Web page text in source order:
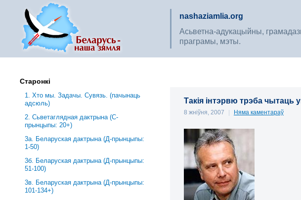
nashaziamlia.org
Асьветна-адукацыйны,
праграмы, мэты.
Такія інтэрвю трэба чытаць
8 жніўня, 2007 | Няма каментараў
Старонкі
1. Хто мы. Задачы. Сувязь. (пачынаць
адсюль)
2. Сьветаглядная дактрына (С-
прынцыпы: 20+)
3a. Беларуская дактрына (Д-прынцыпы:
1-50)
3б. Беларуская дактрына (Д-прынцыпы:
51-100)
3в. Беларуская дактрына (Д-прынцыпы:
101-134+)